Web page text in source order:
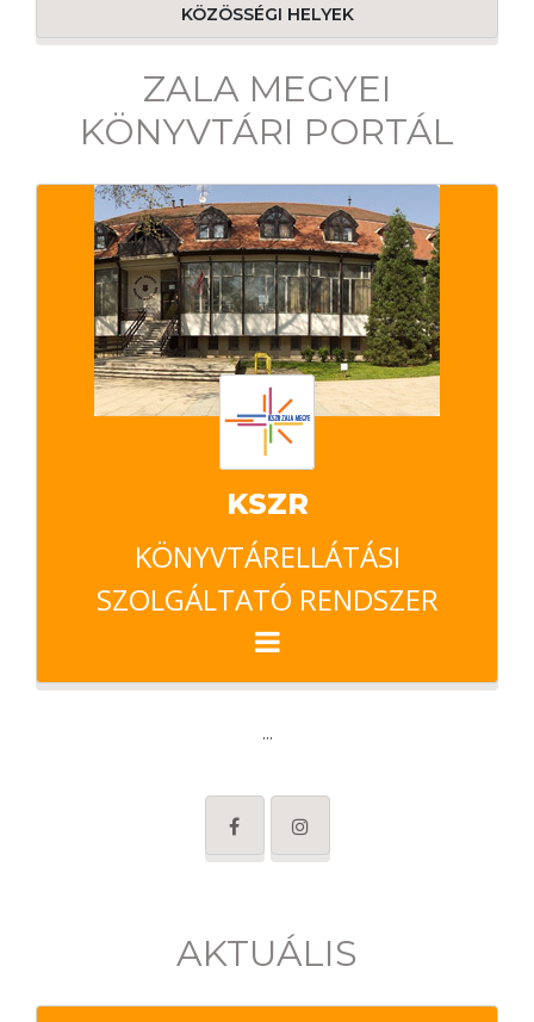
KÖZÖSSÉGI HELYEK
ZALA MEGYEI
KÖNYVTÁRI PORTÁL
KSZR
KÖNYVTÁRELLÁTÁSI
SZOLGÁLTATÓ RENDSZER
...
AKTUÁLIS